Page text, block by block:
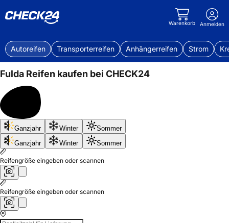
Warenkorb Anmelden
Autoreifen Transporterreifen Anhängerreifen Strom
Fulda Reifen kaufen bei CHECK24
Bis
50%
sparen
Ganzjahr Winter
Sommer
Ganzjahr
Winter Sommer
Reifengröße eingeben oder scannen
Reifengröße eingeben oder scannen